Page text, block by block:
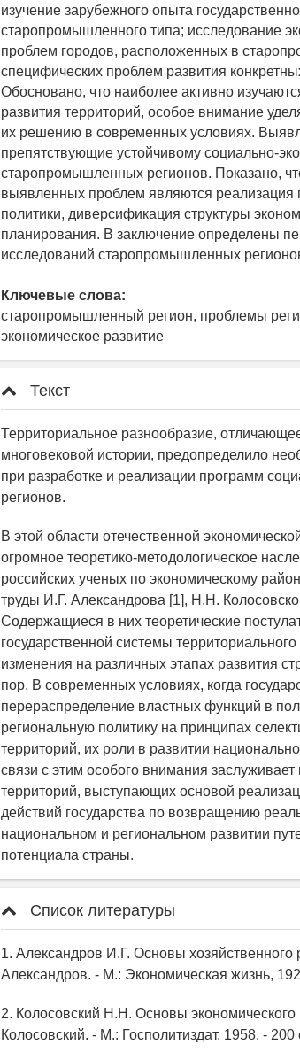
изучение зарубежного опыта
старопромышленного типа; исследование
проблем городов, расположенных в
специфических проблем развития
Обосновано, что наиболее активно
развития территорий, особое внимание
их решению в современных условиях.
препятствующие устойчивому социально-
старопромышленных регионов. Показано,
выявленных проблем являются реализация
политики, диверсификация структуры
планирования. В заключение определены
исследований старопромышленных
Ключевые слова:
старопромышленный регион, проблемы
экономическое развитие
Текст
Территориальное разнообразие,
многовековой истории, предопределило
при разработке и реализации программ
регионов.
В этой области отечественной
огромное теоретико-методологическое
российских ученых по экономическому
труды И.Г. Александрова [1], Н.Н.
Содержащиеся в них теоретические
государственной системы
изменения на различных этапах развития
пор. В современных условиях, когда
перераспределение властных функций в
региональную политику на принципах
территорий, их роли в развитии
связи с этим особого внимания
территорий, выступающих основой
действий государства по возвращению
национальном и региональном развитии
потенциала страны.
Список литературы
1. Александров И.Г. Основы
Александров. - М.: Экономическая жизнь,
2. Колосовский Н.Н. Основы
Колосовский. - М.: Госполитиздат, 1958. -